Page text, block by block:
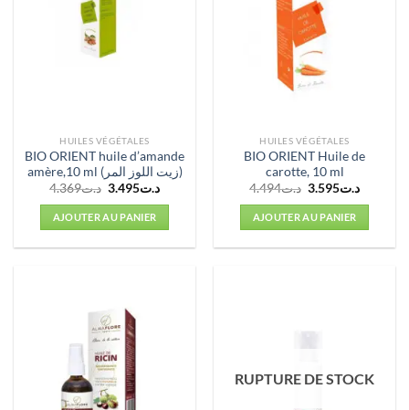
HUILES VÉGÉTALES
BIO ORIENT huile d’amande
amère,10 ml (زيت اللوز المر)
د.ت4.369
Le
initial
était :
د.ت4.369.
د.ت3.495
Le
AJOUTER AU PANIER
HUILES VÉGÉTALES
BIO ORIENT Huile de
carotte, 10 ml
د.ت4.494
Le
initial
était :
د.ت4.494.
د.ت3.595
Le
AJOUTER AU PANIER
RUPTURE DE STOCK